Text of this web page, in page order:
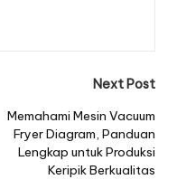
Next Post
Memahami Mesin Vacuum
Fryer Diagram, Panduan
Lengkap untuk Produksi
Keripik Berkualitas